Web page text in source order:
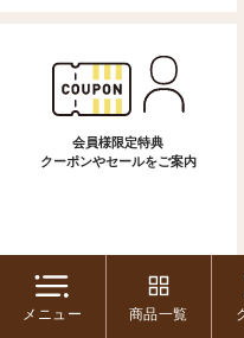
会員様限定特典
クーポンやセールをご案内
お支払
メニュー 商品一覧